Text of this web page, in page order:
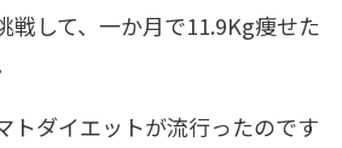
戦して、一か月で11.9Kg痩せた
トダイエットが流行ったのです